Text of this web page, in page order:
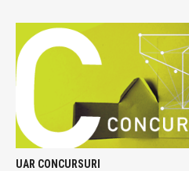
UAR CONCURSURI